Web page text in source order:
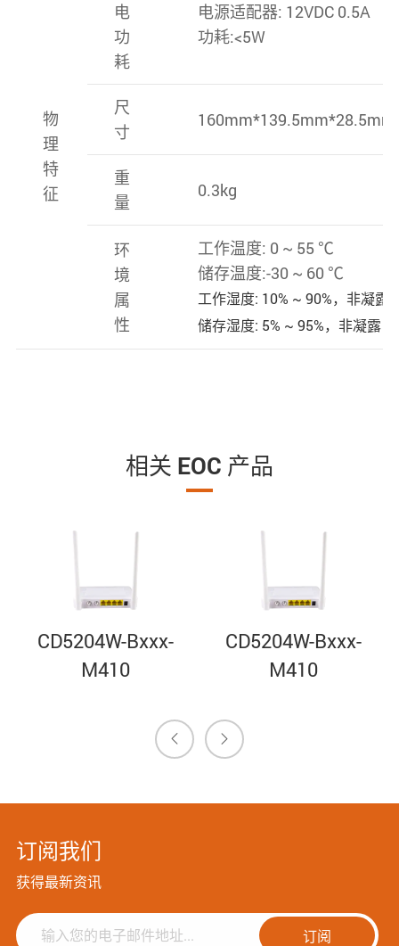
物
理
特
征
电
功
耗
电源适配器: 12VDC 0.5A
功耗:<5W
尺
寸
160mm*139.5mm*28.5mm
重
量
0.3kg
环
境
属
性
工作温度: 0 ~ 55 ℃
储存温度:-30 ~ 60 ℃
工作湿度: 10% ~ 90%，非凝露
储存湿度: 5% ~ 95%，非凝露
相关 EOC 产品
CD5204W-Bxxx-
M410
CD5204W-Bxxx-
M410
 
订阅我们
获得最新资讯
订阅